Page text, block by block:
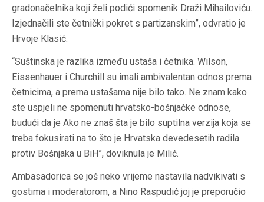
gradonačelnika koji želi podići spomenik Draži Mihailoviću.
Izjednačili ste četnički pokret s partizanskim”, odvratio je
Hrvoje Klasić.
“Suštinska je razlika između ustaša i četnika. Wilson,
Eissenhauer i Churchill su imali ambivalentan odnos prema
četnicima, a prema ustašama nije bilo tako. Ne znam kako
ste uspjeli ne spomenuti hrvatsko-bošnjačke odnose,
budući da je Ako ne znaš šta je bilo suptilna verzija koja se
treba fokusirati na to što je Hrvatska devedesetih radila
protiv Bošnjaka u BiH”, doviknula je Milić.
Ambasadorica se još neko vrijeme nastavila nadvikivati s
gostima i moderatorom, a Nino Raspudić joj je preporučio